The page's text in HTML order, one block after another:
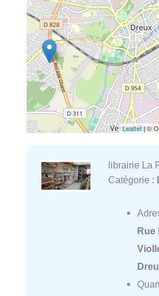
Leaflet| ©
librairie La
Catégorie :
Rue